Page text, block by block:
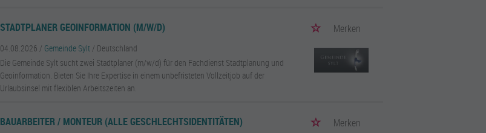
STADTPLANER GEOINFORMATION (M/W/D) Merken
04.08.2026 / Gemeinde Sylt / Deutschland
Die Gemeinde Sylt sucht zwei Stadtplaner (m/w/d) für den Fachdienst Stadtplanung und
Geoinformation. Bieten Sie Ihre Expertise in einem unbefristeten Vollzeitjob auf der
Urlaubsinsel mit flexiblen Arbeitszeiten an.
BAUARBEITER / MONTEUR (ALLE GESCHLECHTSIDENTITÄTEN) Merken